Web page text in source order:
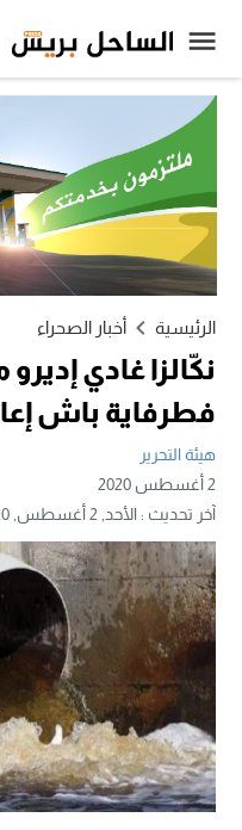
الرئيسية أخبار الصحراء
نكّالزا غادي
فطرفاية باش
هيئة التحرير
2 أغسطس 2020
آخر تحديث :الأحد, 2 أغسطس, 2020 - 11:34 صباحًا